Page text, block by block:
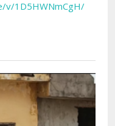
v/1D5HWNmCgH/